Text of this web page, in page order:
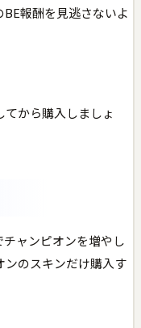
報酬を見逃さないよ
から購入しましょ
ャンピオンを増やし
ンのスキンだけ購入す